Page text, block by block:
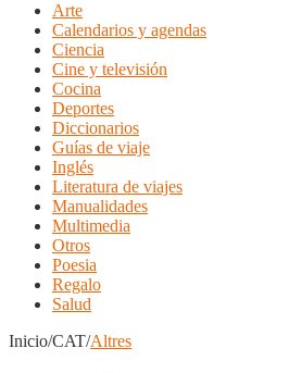
Arte
Calendarios y agendas
Ciencia
Cine y televisión
Cocina
Deportes
Diccionarios
Guías de viaje
Inglés
Literatura de viajes
Manualidades
Multimedia
Otros
Poesia
Regalo
Salud
Inicio/CAT/Altres